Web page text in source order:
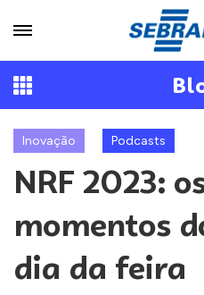
Inovação Podcasts
NRF 2023:
momentos
dia da feira